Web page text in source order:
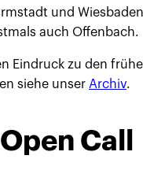
und
auch Offenbach.
Eindruck zu den
siehe unser Archiv.
Open Call